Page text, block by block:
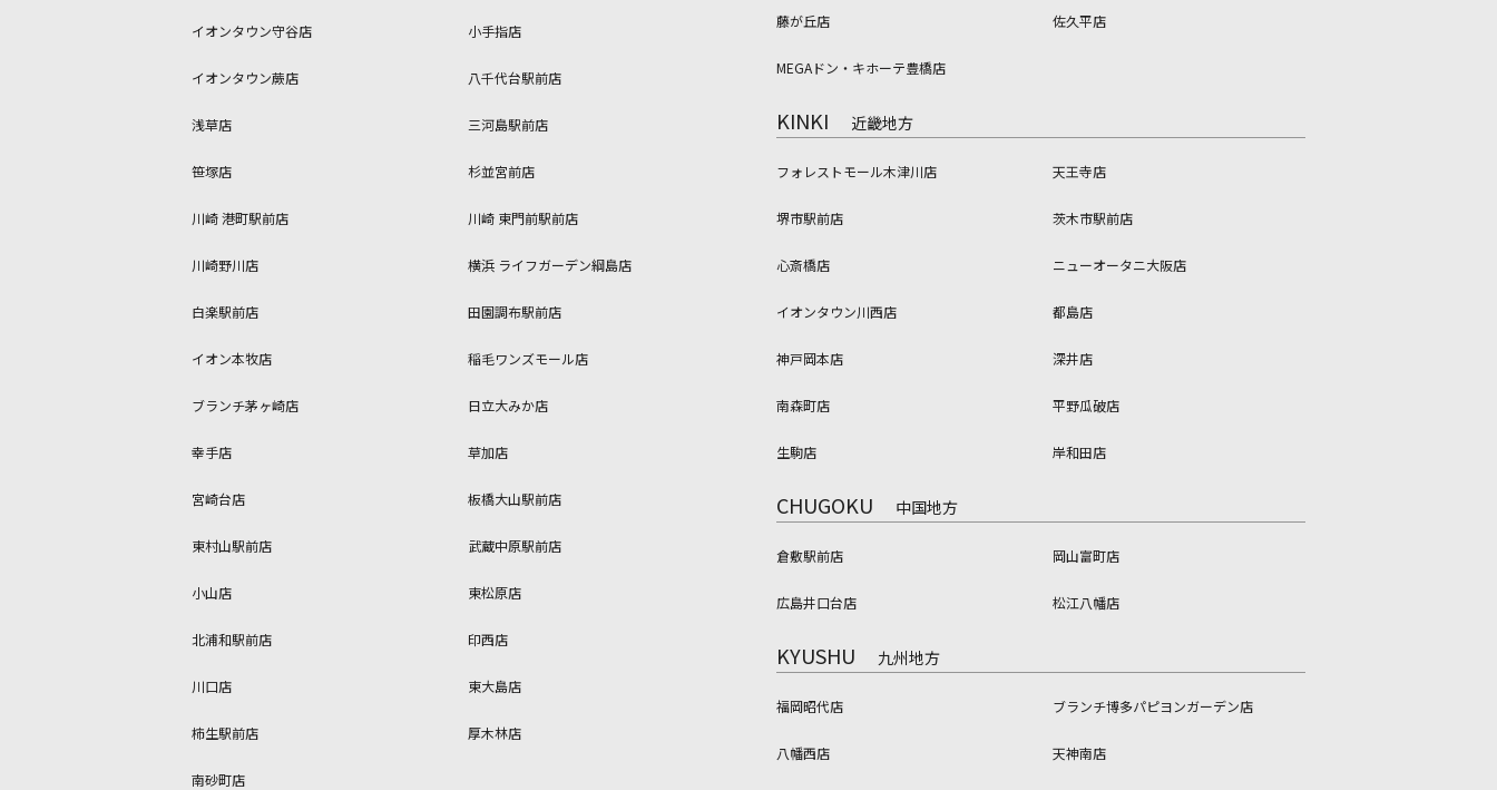
イオンタウン守谷店 小手指店
イオンタウン蕨店 八千代台駅前店
浅草店 三河島駅前店
笹塚店 杉並宮前店
川崎 港町駅前店 川崎 東門前駅前店
川崎野川店 横浜 ライフガーデン綱島店
白楽駅前店 田園調布駅前店
イオン本牧店 稲毛ワンズモール店
ブランチ茅ヶ崎店 日立大みか店
幸手店 草加店
宮崎台店 板橋大山駅前店
東村山駅前店 武蔵中原駅前店
小山店 東松原店
北浦和駅前店 印西店
川口店 東大島店
柿生駅前店 厚木林店
南砂町店
藤が丘店 佐久平店
MEGAドン・キホーテ豊橋店
KINKI 近畿地方
フォレストモール木津川店 天王寺店
堺市駅前店 茨木市駅前店
心斎橋店 ニューオータニ大阪店
イオンタウン川西店 都島店
神戸岡本店 深井店
南森町店 平野瓜破店
生駒店 岸和田店
CHUGOKU 中国地方
倉敷駅前店 岡山富町店
広島井口台店 松江八幡店
KYUSHU 九州地方
福岡昭代店 ブランチ博多パピヨンガーデン店
八幡西店 天神南店